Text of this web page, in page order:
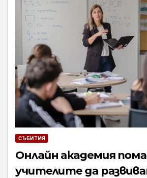
СЪБИТИЯ
Онлайн академия
учителите да